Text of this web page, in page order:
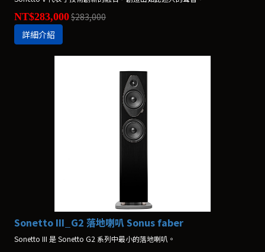
NT$283,000$283,000
詳細介紹
Sonetto III_G2 落地喇叭 Sonus faber
Sonetto III 是 Sonetto G2 系列中最小的落地喇叭。